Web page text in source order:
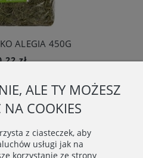
ALEGIA 450G
zł
ALE TY MOŻESZ
NA COOKIES
z ciasteczek, aby
usługi jak na
korzystanie ze strony